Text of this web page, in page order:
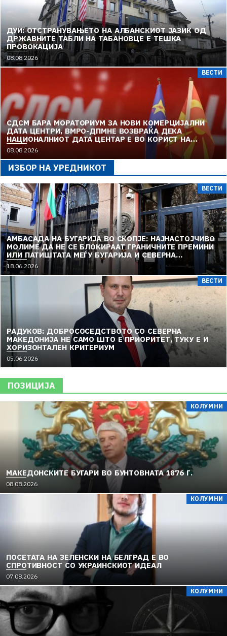
ДУИ: ОТСТРАНУВАЊЕТО НА АЛБАНСКИОТ ЈАЗИК ОД
ДРЖАВНИТЕ ТАБЛИ НА ТАБАНОВЦЕ Е ТЕШКА
ПРОВОКАЦИЈА
08.08.2026
ВЕСТИ
СДСМ БАРА МОРАТОРИУМ ЗА НОВИ КОМЕРЦИЈАЛНИ
ДАТА ЦЕНТРИ, ВМРО-ДПМНЕ ВОЗВРАЌА ДЕКА
НАЦИОНАЛНИОТ ДАТА ЦЕНТАР Е ВО КОРИСТ НА
ГРАЃАНИТЕ
08.08.2026
ИЗБОР НА УРЕДНИКОТ
ВЕСТИ
АМБАСАДА НА БУГАРИЈА ВО СКОПЈЕ: НАЈНАСТОЈЧИВО
МОЛИМЕ ДА НЕ СЕ БЛОКИРААТ ГРАНИЧНИТЕ ПРЕМИНИ
ИЛИ ПАТИШТАТА МЕЃУ БУГАРИЈА И СЕВЕРНА
МАКЕДОНИЈА
18.06.2026
ВЕСТИ
РАДУКОВ: ДОБРОСОСЕДСТВОТО СО СЕВЕРНА
МАКЕДОНИЈА НЕ САМО ШТО Е ПРИОРИТЕТ, ТУКУ Е И
ХОРИЗОНТАЛЕН КРИТЕРИУМ
05.06.2026
ПОЗИЦИЈА
КОЛУМНИ
МАКЕДОНСКИТЕ БУГАРИ ВО БУНТОВНАТА 1876 Г.
08.08.2026
КОЛУМНИ
ПОСЕТАТА НА ЗЕЛЕНСКИ НА БЕЛГРАД Е ВО
СПРОТИВНОСТ СО УКРАИНСКИОТ ИДЕАЛ
07.08.2026
КОЛУМНИ